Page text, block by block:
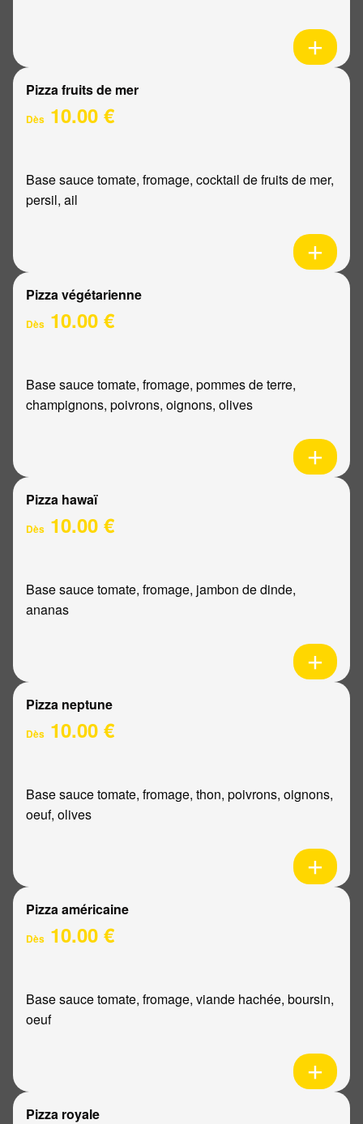
Pizza fruits de mer
Dès 10.00 €
Base sauce tomate, fromage, cocktail de fruits de mer,
persil, ail
Pizza végétarienne
Dès 10.00 €
Base sauce tomate, fromage, pommes de terre,
champignons, poivrons, oignons, olives
Pizza hawaï
Dès 10.00 €
Base sauce tomate, fromage, jambon de dinde,
ananas
Pizza neptune
Dès 10.00 €
Base sauce tomate, fromage, thon, poivrons, oignons,
oeuf, olives
Pizza américaine
Dès 10.00 €
Base sauce tomate, fromage, viande hachée, boursin,
oeuf
Pizza royale